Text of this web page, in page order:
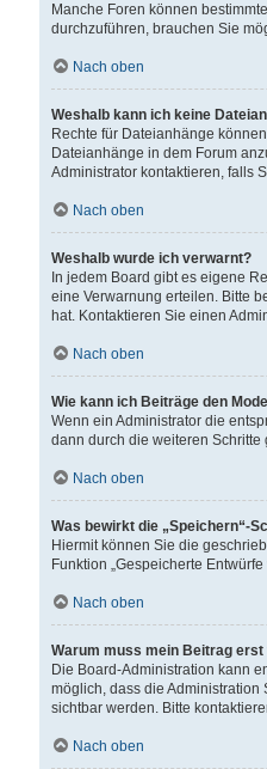
Manche Foren können
durchzuführen, brauchen Sie
Nach oben
Weshalb kann ich keine
Rechte für Dateianhänge
Dateianhänge in dem Forum
Administrator kontaktieren, falls
Nach oben
Weshalb wurde ich verwarnt?
In jedem Board gibt es eigene
eine Verwarnung erteilen. Bitte
hat. Kontaktieren Sie einen
Nach oben
Wie kann ich Beiträge den
Wenn ein Administrator die
dann durch die weiteren Schritte
Nach oben
Was bewirkt die „Speichern“-
Hiermit können Sie die
Funktion „Gespeicherte
Nach oben
Warum muss mein Beitrag
Die Board-Administration kann
möglich, dass die
sichtbar werden. Bitte
Nach oben